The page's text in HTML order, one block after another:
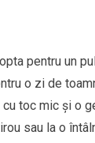
pentru un
o zi de
toc mic și o
sau la o